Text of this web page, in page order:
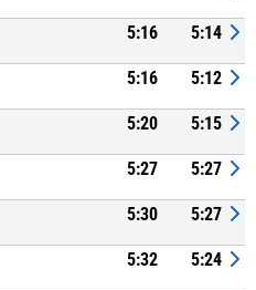
5:16 5:14
5:16 5:12
5:20 5:15
5:27 5:27
5:30 5:27
5:32 5:24